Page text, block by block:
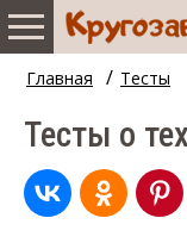
Главная / Тесты
Тесты о